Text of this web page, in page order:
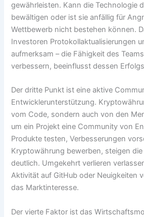
gewährleisten. Kann die Technologie
bewältigen oder ist sie anfällig für
Wettbewerb nicht bestehen können.
Investoren Protokollaktualisierungen
aufmerksam – die Fähigkeit des
verbessern, beeinflusst dessen
Der dritte Punkt ist eine aktive
Entwicklerunterstützung.
vom Code, sondern auch von den
um ein Projekt eine Community von
Produkte testen, Verbesserungen
Kryptowährung bewerben, steigen
deutlich. Umgekehrt verlieren
Aktivität auf GitHub oder Neuigkeiten
das Marktinteresse.
Der vierte Faktor ist das